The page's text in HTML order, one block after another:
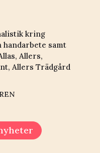
kring
handarbete samt
Allers,
Allers Trädgård